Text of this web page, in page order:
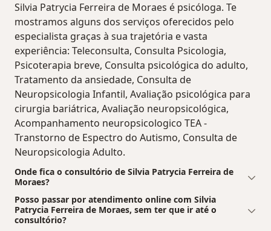
Silvia Patrycia Ferreira de Moraes é psicóloga. Te
mostramos alguns dos serviços oferecidos pelo
especialista graças à sua trajetória e vasta
experiência: Teleconsulta, Consulta Psicologia,
Psicoterapia breve, Consulta psicológica do adulto,
Tratamento da ansiedade, Consulta de
Neuropsicologia Infantil, Avaliação psicológica para
cirurgia bariátrica, Avaliação neuropsicológica,
Acompanhamento neuropsicologico TEA -
Transtorno de Espectro do Autismo, Consulta de
Neuropsicologia Adulto.
Onde fica o consultório de Silvia Patrycia Ferreira de
Moraes?
Posso passar por atendimento online com Silvia
Patrycia Ferreira de Moraes, sem ter que ir até o
consultório?